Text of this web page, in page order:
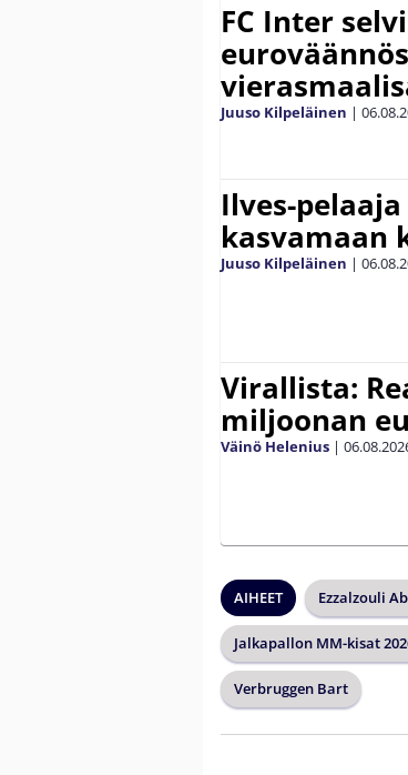
FC Inter
Juuso Kilpeläinen |
Ilves-
kasvamaan
Juuso Kilpeläinen |
Virallista:
miljoonan
Väinö Helenius |
AIHEET Ezzalzouli
Jalkapallon MM-kisat
Verbruggen Bart